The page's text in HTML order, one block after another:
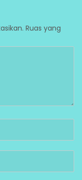
Ruas yang